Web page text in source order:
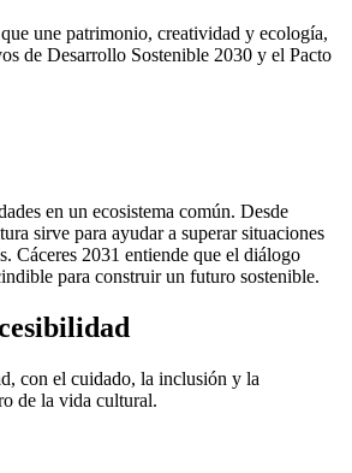
une patrimonio, creatividad y ecología,
de Desarrollo Sostenible 2030 y el Pacto
en un ecosistema común. Desde
sirve para ayudar a superar situaciones
Cáceres 2031 entiende que el diálogo
para construir un futuro sostenible.
con el cuidado, la inclusión y la
de la vida cultural.